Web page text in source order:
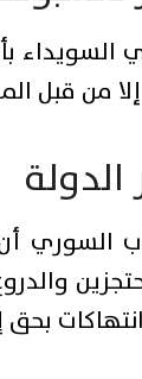
إلا من
أن
بحق